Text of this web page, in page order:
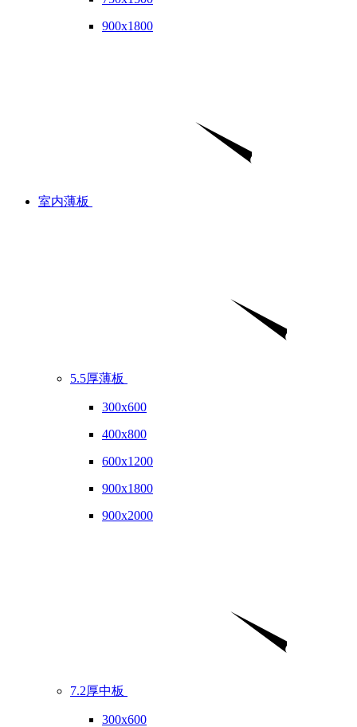
900x1800
室内薄板
5.5厚薄板
300x600
400x800
600x1200
900x1800
900x2000
7.2厚中板
300x600